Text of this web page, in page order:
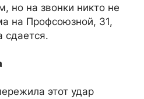
но на звонки никто не
на Профсоюзной, 31,
сдается.
этот удар